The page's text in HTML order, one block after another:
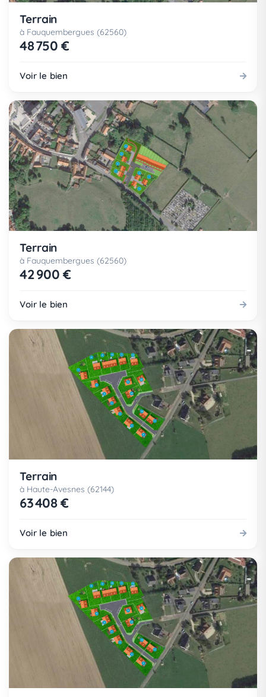
Terrain
à Fauquembergues (62560)
48 750 €
Voir le bien
Terrain
à Fauquembergues (62560)
42 900 €
Voir le bien
Terrain
à Haute-Avesnes (62144)
63 408 €
Voir le bien